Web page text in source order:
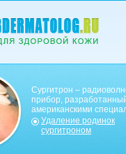
Сургитрон –
прибор,
американскими
Удаление родинок
сургитроном